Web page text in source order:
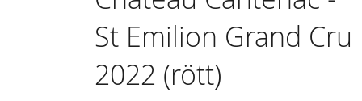
St Emilion Grand Cru
2022 (rött)